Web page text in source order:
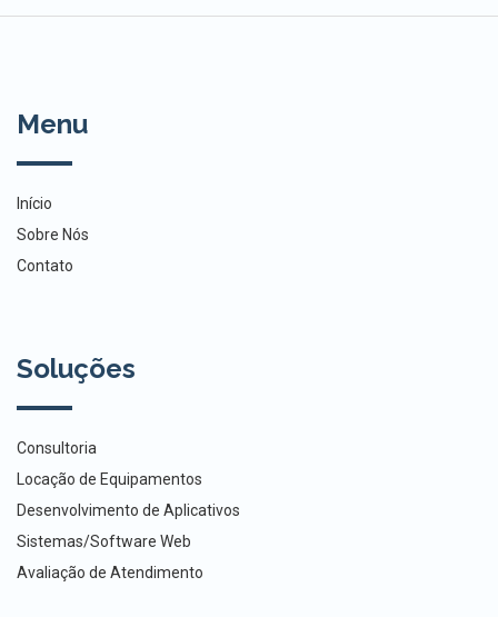
Menu
Início
Sobre Nós
Contato
Soluções
Consultoria
Locação de Equipamentos
Desenvolvimento de Aplicativos
Sistemas/Software Web
Avaliação de Atendimento